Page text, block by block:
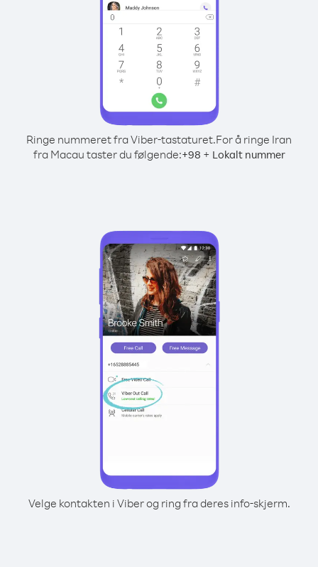
Ringe nummeret fra Viber-tastaturet.For å ringe Iran
fra Macau taster du følgende:+98 + Lokalt nummer
Velge kontakten i Viber og ring fra deres info-skjerm.